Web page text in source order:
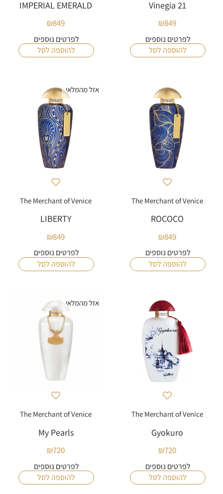
Vinegia 21
₪849
לפרטים נוספים
להוספה לסל
IMPERIAL EMERALD
₪849
לפרטים נוספים
להוספה לסל
The Merchant of Venice
ROCOCO
₪849
לפרטים נוספים
להוספה לסל
אזל מהמלאי
The Merchant of Venice
LIBERTY
₪849
לפרטים נוספים
להוספה לסל
The Merchant of Venice
Gyokuro
₪720
לפרטים נוספים
להוספה לסל
אזל מהמלאי
The Merchant of Venice
My Pearls
₪720
לפרטים נוספים
להוספה לסל